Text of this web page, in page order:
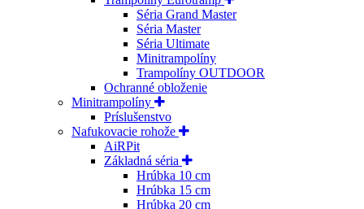
Séria Grand Master
Séria Master
Séria Ultimate
Minitrampolíny
Trampolíny OUTDOOR
Ochranné obloženie
Minitrampolíny
Príslušenstvo
Nafukovacie rohože
AiRPit
Základná séria
Hrúbka 10 cm
Hrúbka 15 cm
Hrúbka 20 cm